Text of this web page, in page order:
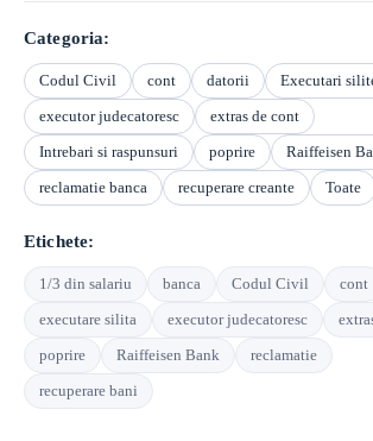
Categoria:
Codul Civil cont datorii
Executari
executor judecatoresc
extras de cont
Intrebari si raspunsuri
poprire
Raiffeisen
reclamatie banca
recuperare creante Toate
Etichete:
1/3 din salariu banca Codul Civil
cont
executare silita
executor judecatoresc
poprire
Raiffeisen Bank
reclamatie
recuperare bani